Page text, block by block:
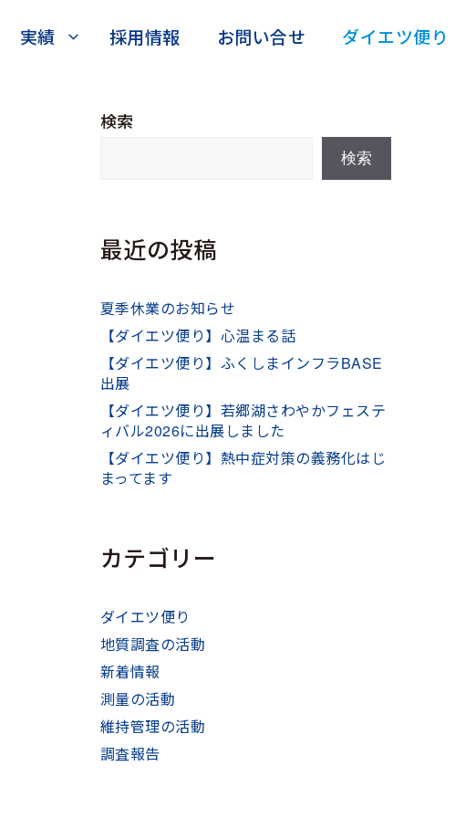
実績 採用情報 お問い合せ ダイエツ便り
検索
検索
最近の投稿
夏季休業のお知らせ
【ダイエツ便り】心温まる話
【ダイエツ便り】ふくしまインフラBASE
出展
【ダイエツ便り】若郷湖さわやかフェステ
ィバル2026に出展しました
【ダイエツ便り】熱中症対策の義務化はじ
まってます
カテゴリー
ダイエツ便り
地質調査の活動
新着情報
測量の活動
維持管理の活動
調査報告